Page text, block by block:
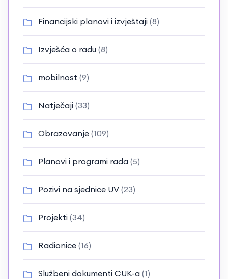
Financijski planovi i izvještaji (8)
Izvješća o radu (8)
mobilnost (9)
Natječaji (33)
Obrazovanje (109)
Planovi i programi rada (5)
Pozivi na sjednice UV (23)
Projekti (34)
Radionice (16)
Službeni dokumenti CUK-a (1)